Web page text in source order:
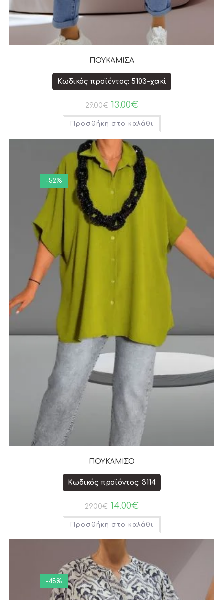
ΠΟΥΚΑΜΙΣΑ
Κωδικός προϊόντος: 5103-χακί
29.00€ 13.00€
Προσθήκη στο καλάθι
-52%
ΠΟΥΚΑΜΙΣΟ
Κωδικός προϊόντος: 3114
29.00€ 14.00€
Προσθήκη στο καλάθι
-45%